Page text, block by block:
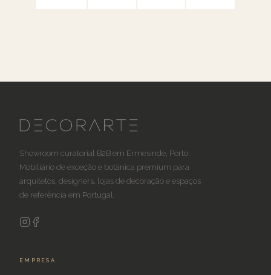
Showroom curatorial B2B em Ermesinde, Porto.
Mobiliário de exceção e botânica premium para
arquitetos, designers, lojas de decoração e espaços
de referência em Portugal.
EMPRESA